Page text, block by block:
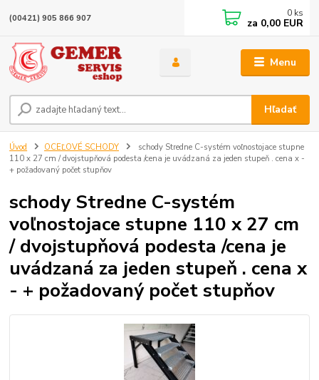
Menu
Hľadať
(00421) 905 866 907 0 ks
za 0,00 EUR
Úvod OCEĽOVÉ SCHODY
schody Stredne C-systém voľnostojace stupne
110 x 27 cm / dvojstupňová podesta /cena je uvádzaná za jeden stupeň . cena x -
+ požadovaný počet stupňov
schody Stredne C-systém
voľnostojace stupne 110 x 27 cm
/ dvojstupňová podesta /cena je
uvádzaná za jeden stupeň . cena x
- + požadovaný počet stupňov